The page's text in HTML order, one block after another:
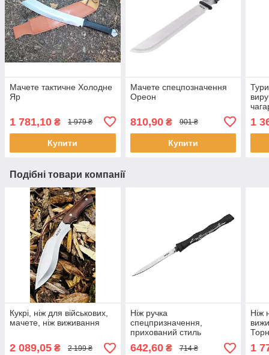
Мачете тактичне Холодне
Яр
1 781,10 ₴ 1 979 ₴
Купити
Мачете спецпозначення
Ореон
810,90₴ 901 ₴
Купити
1
Подібні товари компанії
Кукрі, ніж для військових,
мачете, ніж виживання
2 089,05 ₴ 2 199 ₴
Ніж ручка
спецпризначення,
прихований стиль
Бамбукове дерево
642,60₴ 714 ₴
Ніж
1